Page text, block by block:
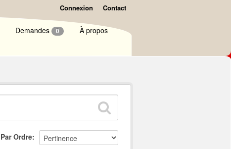
Connexion Contact
Demandes 0 À propos
Par Ordre